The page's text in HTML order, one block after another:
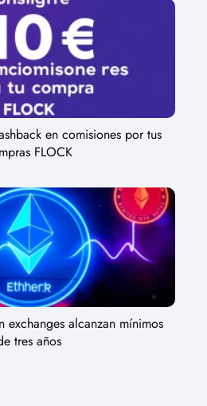
en comisiones por tus
FLOCK
exchanges alcanzan mínimos
tres años